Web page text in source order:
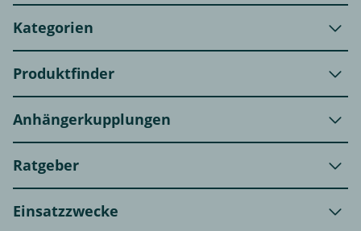
Kategorien
Produktfinder
Anhängerkupplungen
Ratgeber
Einsatzzwecke